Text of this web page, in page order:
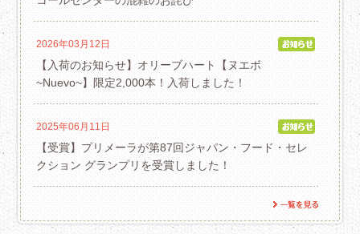
2026年03月12日
【入荷のお知らせ】オリーブハート【ヌエボ
~Nuevo~】限定2,000本！入荷しました！
2025年06月11日
【受賞】プリメーラが第87回ジャパン・フード・セレ
クション グランプリを受賞しました！